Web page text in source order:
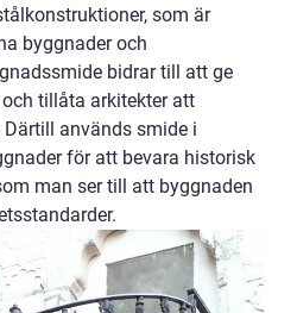
som är
byggnader och
bidrar till att ge
tillåta arkitekter att
används smide i
för att bevara historisk
man ser till att byggnaden